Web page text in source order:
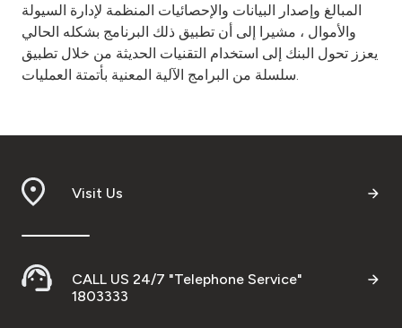
المبالغ وإصدار البيانات والإحصائيات المنظمة لإدارة السيولة
والأموال ، مشيرا إلى أن تطبيق ذلك البرنامج بشكله الحالي
يعزز تحول البنك إلى استخدام التقنيات الحديثة من خلال تطبيق
سلسلة من البرامج الآلية المعنية بأتمتة العمليات.
Visit Us
CALL US 24/7 "Telephone Service"
1803333